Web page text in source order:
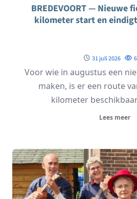
BREDEVOORT — Nieuwe
kilometer start en
31 juli 2026
Voor wie in augustus een
maken, is er een route
kilometer
Lees meer